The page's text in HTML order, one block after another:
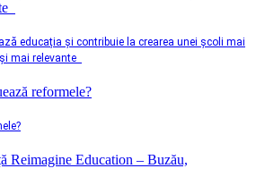
educația și contribuie la crearea unei școli mai
mai relevante